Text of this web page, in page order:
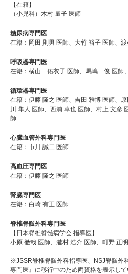
【在籍】
（小児科）木村 量子 医師
糖尿病専門医
在籍：岡田 則男 医師、大竹 裕子 医師、
呼吸器専門医
在籍：横山 佑衣子 医師、馬嶋 俊 医師
循環器専門医
在籍：伊藤 隆之 医師、吉田 雅博 医師、
川 隼人 医師、西浦 卓也 医師、村上 文彦
師
心臓血管外科専門医
在籍：市川 誠二 医師
高血圧専門医
在籍：伊藤 隆之 医師
腎臓専門医
在籍：白崎 有正 医師
脊椎脊髄外科専門医
【日本脊椎脊髄病学会 指導医】
小原 徹哉 医師、瀧村 浩介 医師、町野 正
※JSSR脊椎脊髄外科指導医、NSJ脊髄外
専門医』に移行中のため両資格を表示し